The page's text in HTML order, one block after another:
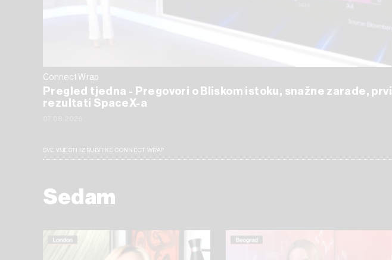
Connect Wrap
Pregled tjedna - Pregovori o Bliskom istoku, snažne zarade, prvi
rezultati SpaceX-a
SVE VIJESTI IZ RUBRIKE CONNECT WRAP
Sedam